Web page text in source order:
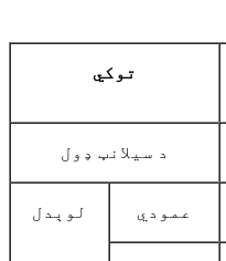
توکي
د سیلانټ ډول
لوېدل عمودي